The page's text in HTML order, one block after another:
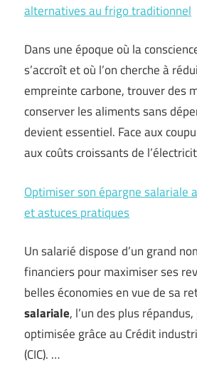
alternatives au frigo traditionnel
Dans une époque où la
s’accroît et où l’on cherche à
empreinte carbone, trouver des
conserver les aliments sans
devient essentiel. Face aux
aux coûts croissants de
Optimiser son épargne salariale
et astuces pratiques
Un salarié dispose d’un grand
financiers pour maximiser ses
belles économies en vue de sa
salariale, l’un des plus
optimisée grâce au Crédit
(CIC). …